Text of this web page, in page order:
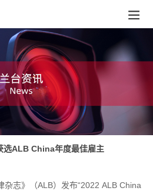
选ALB China年度最佳雇主
志》（ALB）发布“2022 ALB China